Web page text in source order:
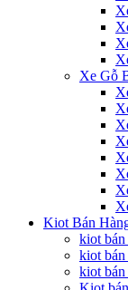
Xe Gỗ
Kiot Bán
kiot bán
kiot
kiot bán